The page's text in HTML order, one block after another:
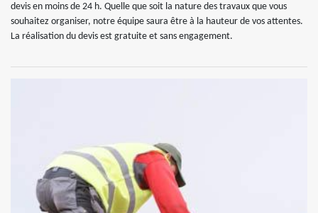
devis en moins de 24 h. Quelle que soit la nature des travaux que vous
souhaitez organiser, notre équipe saura être à la hauteur de vos attentes.
La réalisation du devis est gratuite et sans engagement.